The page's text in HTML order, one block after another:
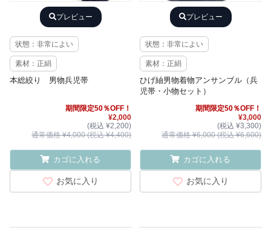
プレビュー
状態：非常によい
素材：正絹
本総絞り 男物兵児帯
期間限定50％OFF！
¥2,000
(税込 ¥2,200)
通常価格 ¥4,000 (税込 ¥4,400)
カゴに入れる
お気に入り
プレビュー
状態：非常によい
素材：正絹
ひげ紬男物着物アンサンブル（兵
児帯・小物セット）
期間限定50％OFF！
¥3,000
(税込 ¥3,300)
通常価格 ¥6,000 (税込 ¥6,600)
カゴに入れる
お気に入り